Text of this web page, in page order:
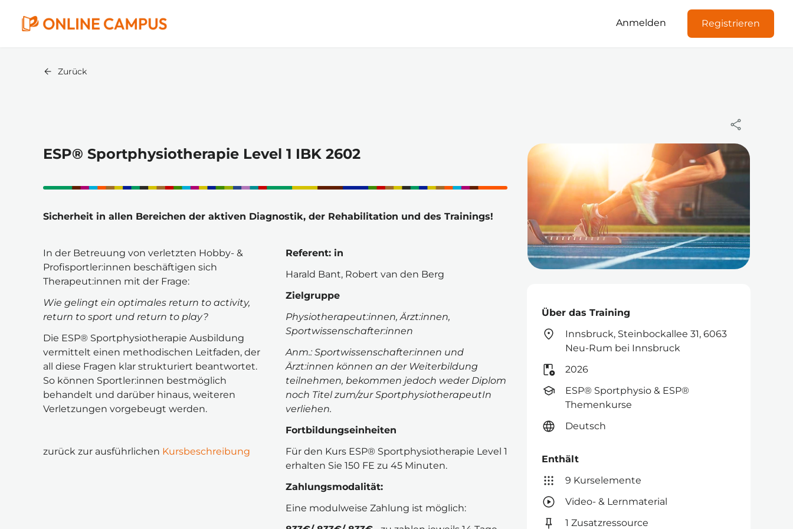
Anmelden Registrieren
Zurück
ESP® Sportphysiotherapie Level 1 IBK 2602
Sicherheit in allen Bereichen der aktiven Diagnostik, der Rehabilitation und des Trainings!
In der Betreuung von verletzten Hobby- &
Profisportler:innen beschäftigen sich
Therapeut:innen mit der Frage:
Wie gelingt ein optimales return to activity,
return to sport und return to play?
Die ESP® Sportphysiotherapie Ausbildung
vermittelt einen methodischen Leitfaden, der
all diese Fragen klar strukturiert beantwortet.
So können Sportler:innen bestmöglich
behandelt und darüber hinaus, weiteren
Verletzungen vorgebeugt werden.
zurück zur ausführlichen Kursbeschreibung
Referent: in
Harald Bant, Robert van den Berg
Zielgruppe
Physiotherapeut:innen, Ärzt:innen,
Sportwissenschafter:innen
Anm.: Sportwissenschafter:innen und
Ärzt:innen können an der Weiterbildung
teilnehmen, bekommen jedoch weder Diplom
noch Titel zum/zur SportphysiotherapeutIn
verliehen.
Fortbildungseinheiten
Für den Kurs ESP® Sportphysiotherapie Level 1
erhalten Sie 150 FE zu 45 Minuten.
Zahlungsmodalität:
Eine modulweise Zahlung ist möglich:
Über das Training
Innsbruck, Steinbockallee 31, 6063
Neu-Rum bei Innsbruck
2026
ESP® Sportphysio & ESP®
Themenkurse
Deutsch
Enthält
9 Kurselemente
Video- & Lernmaterial
1 Zusatzressource